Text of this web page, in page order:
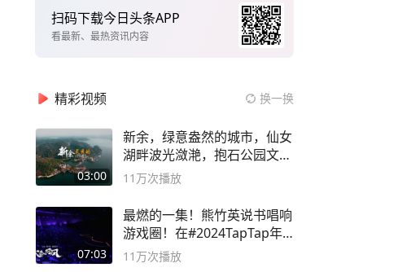
扫码下载今日头条APP
看最新、最热资讯内容
精彩视频 换一换
03:00
新余，绿意盎然的城市，仙女
湖畔波光潋滟，抱石公园文化
深邃……
11万次播放
07:03
最燃的一集！熊竹英说书唱响
游戏圈！在#2024TapTap年
度游戏大赏
11万次播放